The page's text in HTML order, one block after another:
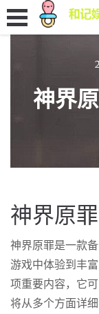
神界
神界原
神界原罪是一款
游戏中体验到丰
项重要内容，它
将从多个方面详